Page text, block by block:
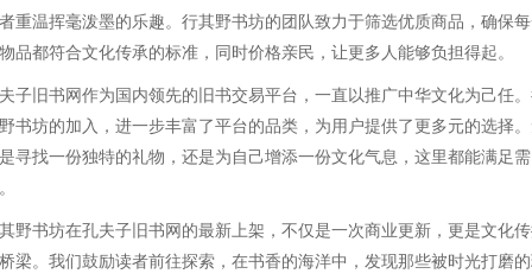
重温挥毫泼墨的乐趣。行其野书坊的团队致力于筛选优质商品，确保
品都符合文化传承的标准，同时价格亲民，让更多人能够负担得起。
子旧书网作为国内领先的旧书交易平台，一直以推广中华文化为己任
书坊的加入，进一步丰富了平台的品类，为用户提供了更多元的选择
寻找一份独特的礼物，还是为自己增添一份文化气息，这里都能满足需
野书坊在孔夫子旧书网的最新上架，不仅是一次商业更新，更是文化
梁。我们鼓励读者前往探索，在书香的海洋中，发现那些被时光打磨